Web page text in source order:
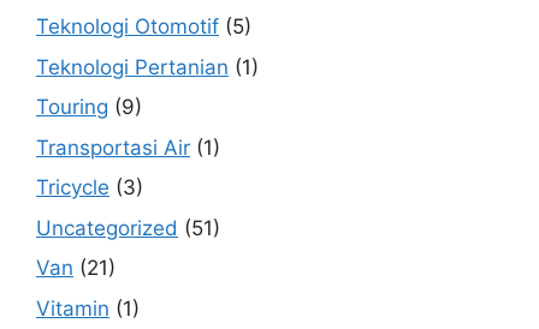
Teknologi Otomotif (5)
Teknologi Pertanian (1)
Touring (9)
Transportasi Air (1)
Tricycle (3)
Uncategorized (51)
Van (21)
Vitamin (1)